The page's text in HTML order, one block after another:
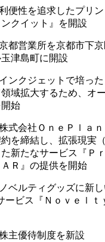
性を追求したプリン
ンクイット』を開設
営業所を京都市下京
玉津島町に開設
クジェットで培った
領域拡大するため、オ
始
会社ＯｎｅＰｌａｎ
を締結し、拡張現実
た新たなサービス『Ｐ
Ｒ』の提供を開始
ルティグッズに新し
ービス『Ｎｏｖｅｌ
優待制度を新設